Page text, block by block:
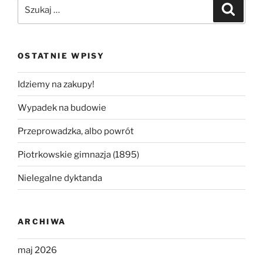
OSTATNIE WPISY
Idziemy na zakupy!
Wypadek na budowie
Przeprowadzka, albo powrót
Piotrkowskie gimnazja (1895)
Nielegalne dyktanda
ARCHIWA
maj 2026